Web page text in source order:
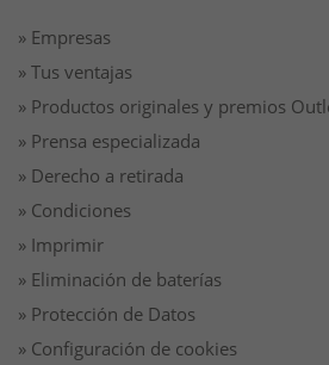
» Empresas
» Tus ventajas
» Productos originales y premios
» Prensa especializada
» Derecho a retirada
» Condiciones
» Imprimir
» Eliminación de baterías
» Protección de Datos
» Configuración de cookies